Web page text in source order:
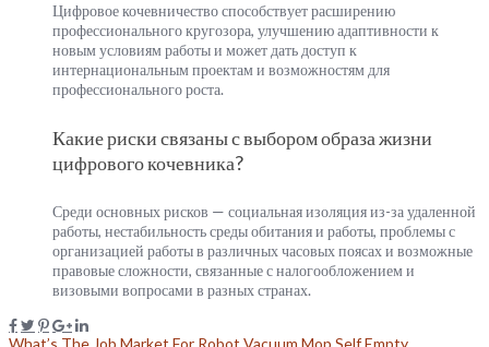
Цифровое кочевничество способствует расширению
профессионального кругозора, улучшению адаптивности к
новым условиям работы и может дать доступ к
интернациональным проектам и возможностям для
профессионального роста.
Какие риски связаны с выбором образа жизни
цифрового кочевника?
Среди основных рисков — социальная изоляция из-за удаленной
работы, нестабильность среды обитания и работы, проблемы с
организацией работы в различных часовых поясах и возможные
правовые сложности, связанные с налогообложением и
визовыми вопросами в разных странах.
What’s The Job Market For Robot Vacuum Mop Self Empty